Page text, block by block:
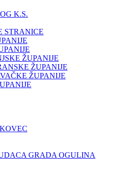
K.S.
STRANICE
ŽUPANIJE
ŽUPANIJE
ŽUPANIJE
GRADA OGULINA